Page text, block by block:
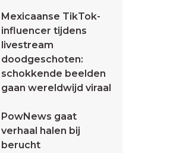
Mexicaanse TikTok-
influencer tijdens
livestream
doodgeschoten:
schokkende beelden
gaan wereldwijd viraal
PowNews gaat
verhaal halen bij
berucht